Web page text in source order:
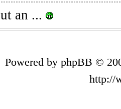
an ...
Powered by phpBB ©
http://